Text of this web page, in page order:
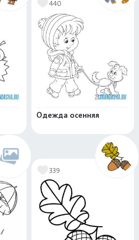
440
Одежда осенняя
339